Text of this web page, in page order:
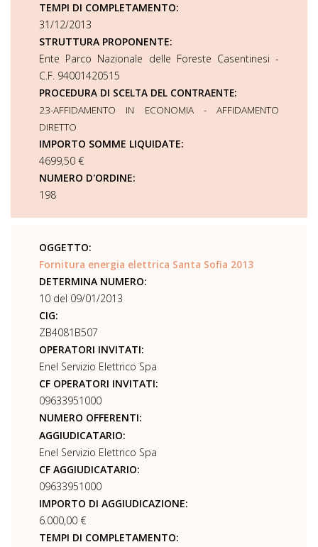
TEMPI DI COMPLETAMENTO:
31/12/2013
STRUTTURA PROPONENTE:
Ente Parco Nazionale delle Foreste Casentinesi -
C.F. 94001420515
PROCEDURA DI SCELTA DEL CONTRAENTE:
23-AFFIDAMENTO IN ECONOMIA - AFFIDAMENTO
DIRETTO
IMPORTO SOMME LIQUIDATE:
4699,50 €
NUMERO D'ORDINE:
198
OGGETTO:
Fornitura energia elettrica Santa Sofia 2013
DETERMINA NUMERO:
10 del 09/01/2013
CIG:
ZB4081B507
OPERATORI INVITATI:
Enel Servizio Elettrico Spa
CF OPERATORI INVITATI:
09633951000
NUMERO OFFERENTI:
AGGIUDICATARIO:
Enel Servizio Elettrico Spa
CF AGGIUDICATARIO:
09633951000
IMPORTO DI AGGIUDICAZIONE:
6.000,00 €
TEMPI DI COMPLETAMENTO: